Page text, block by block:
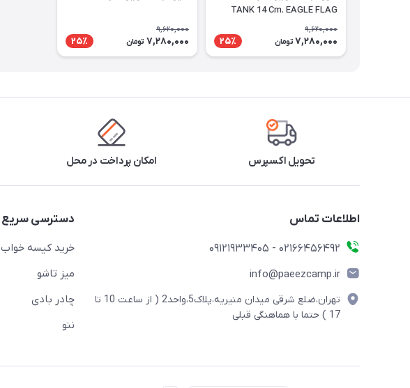
TANK 14 Cm. EAGLE FLAG
9,620,000
7,280,000 تومان 25٪
9,620,000
7,280,000 تومان 25٪
تحویل اکسپرس امکان پرداخت در محل
اطلاعات تماس
02166456492 - 09121933405
info@paeezcamp.ir
تهران،ضلع شرقی میدان منیریه،پلاک5،واحد2 ( از ساعت 10 تا
17 ) حتما با هماهنگی قبلی
دسترسی سریع
خرید کیسه خواب
میز تاشو
چادر بادی
ننو